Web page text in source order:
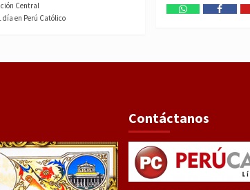
Central
día en Perú Católico
WhatsApp
Contáctanos